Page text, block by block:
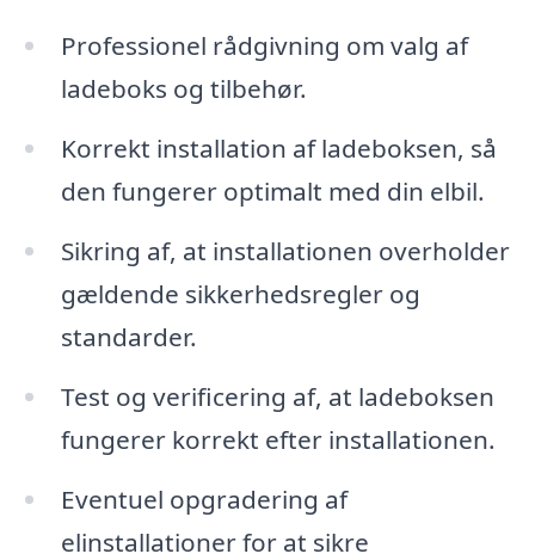
Professionel rådgivning om valg af
ladeboks og tilbehør.
Korrekt installation af ladeboksen, så
den fungerer optimalt med din elbil.
Sikring af, at installationen overholder
gældende sikkerhedsregler og
standarder.
Test og verificering af, at ladeboksen
fungerer korrekt efter installationen.
Eventuel opgradering af
elinstallationer for at sikre